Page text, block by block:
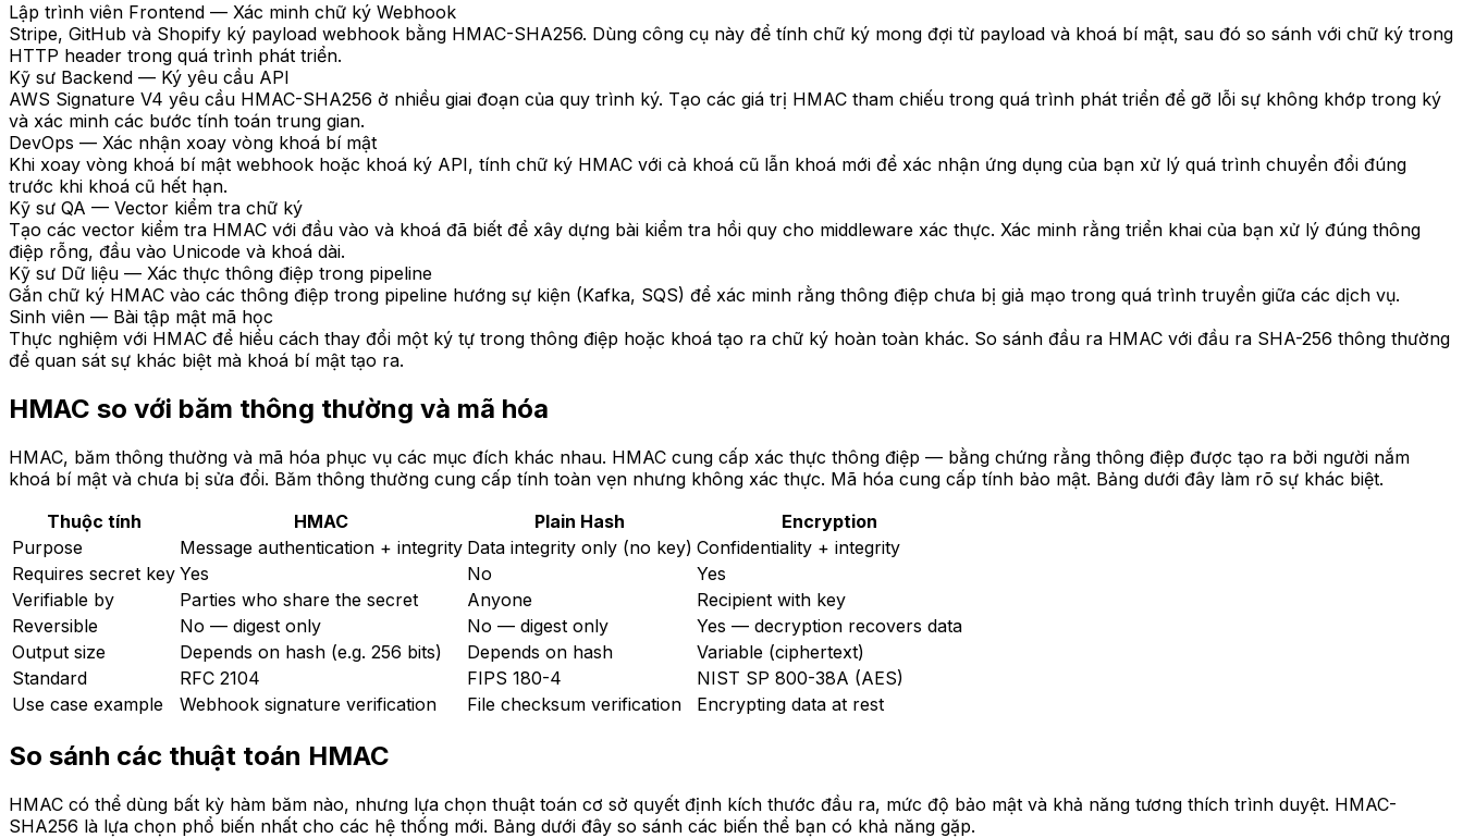
Lập trình viên Frontend — Xác minh chữ ký Webhook
Stripe, GitHub và Shopify ký payload webhook bằng HMAC-SHA256. Dùng công cụ này để tính chữ ký mong đợi từ payload và khoá bí mật, sau đó so sánh với chữ ký trong
HTTP header trong quá trình phát triển.
Kỹ sư Backend — Ký yêu cầu API
AWS Signature V4 yêu cầu HMAC-SHA256 ở nhiều giai đoạn của quy trình ký. Tạo các giá trị HMAC tham chiếu trong quá trình phát triển để gỡ lỗi sự không khớp trong ký
và xác minh các bước tính toán trung gian.
DevOps — Xác nhận xoay vòng khoá bí mật
Khi xoay vòng khoá bí mật webhook hoặc khoá ký API, tính chữ ký HMAC với cả khoá cũ lẫn khoá mới để xác nhận ứng dụng của bạn xử lý quá trình chuyển đổi đúng
trước khi khoá cũ hết hạn.
Kỹ sư QA — Vector kiểm tra chữ ký
Tạo các vector kiểm tra HMAC với đầu vào và khoá đã biết để xây dựng bài kiểm tra hồi quy cho middleware xác thực. Xác minh rằng triển khai của bạn xử lý đúng thông
điệp rỗng, đầu vào Unicode và khoá dài.
Kỹ sư Dữ liệu — Xác thực thông điệp trong pipeline
Gắn chữ ký HMAC vào các thông điệp trong pipeline hướng sự kiện (Kafka, SQS) để xác minh rằng thông điệp chưa bị giả mạo trong quá trình truyền giữa các dịch vụ.
Sinh viên — Bài tập mật mã học
Thực nghiệm với HMAC để hiểu cách thay đổi một ký tự trong thông điệp hoặc khoá tạo ra chữ ký hoàn toàn khác. So sánh đầu ra HMAC với đầu ra SHA-256 thông thường
để quan sát sự khác biệt mà khoá bí mật tạo ra.
HMAC so với băm thông thường và mã hóa
HMAC, băm thông thường và mã hóa phục vụ các mục đích khác nhau. HMAC cung cấp xác thực thông điệp — bằng chứng rằng thông điệp được tạo ra bởi người nắm
khoá bí mật và chưa bị sửa đổi. Băm thông thường cung cấp tính toàn vẹn nhưng không xác thực. Mã hóa cung cấp tính bảo mật. Bảng dưới đây làm rõ sự khác biệt.
Thuộc tính
HMAC Plain Hash
Encryption
Purpose
Message authentication + integrity Data integrity only (no key) Confidentiality + integrity
Requires secret key Yes No
Yes
Verifiable by
Parties who share the secret Anyone
Recipient with key
Reversible
No — digest only No — digest only
Yes — decryption recovers data
Output size
Depends on hash (e.g. 256 bits) Depends on hash
Variable (ciphertext)
Standard
RFC 2104 FIPS 180-4
NIST SP 800-38A (AES)
Use case example
Webhook signature verification File checksum verification Encrypting data at rest
So sánh các thuật toán HMAC
HMAC có thể dùng bất kỳ hàm băm nào, nhưng lựa chọn thuật toán cơ sở quyết định kích thước đầu ra, mức độ bảo mật và khả năng tương thích trình duyệt. HMAC-
SHA256 là lựa chọn phổ biến nhất cho các hệ thống mới. Bảng dưới đây so sánh các biến thể bạn có khả năng gặp.